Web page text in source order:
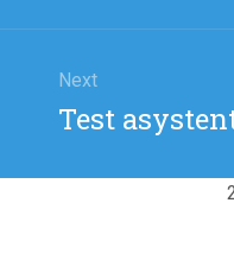
Next
Next
Test